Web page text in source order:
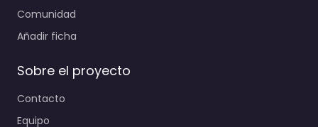
Comunidad
Añadir ficha
Sobre el proyecto
Contacto
Equipo